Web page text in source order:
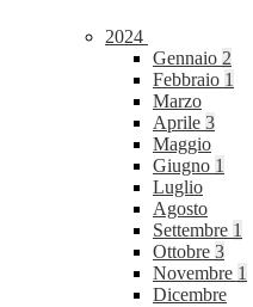
2024
Gennaio 2
Febbraio 1
Marzo
Aprile 3
Maggio
Giugno 1
Luglio
Agosto
Settembre 1
Ottobre 3
Novembre 1
Dicembre